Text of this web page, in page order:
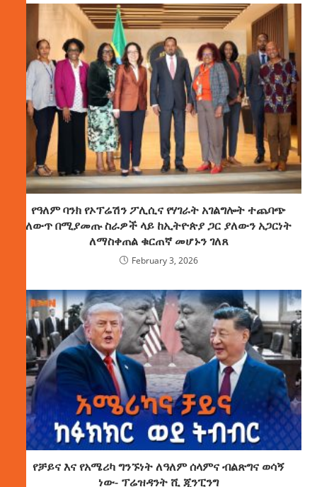
የዓለም ባንክ የኦፕሬሽን ፖሊሲና የሃገራት አገልግሎት ተጨባጭ
ለውጥ በሚያመጡ ስራዎች ላይ ከኢትዮጵያ ጋር ያለውን አጋርነት
ለማስቀጠል ቁርጠኛ መሆኑን ገለጸ
February 3, 2026
የቻይና እና የአሜሪካ ግንኙነት ለዓለም ሰላምና ብልጽግና ወሳኝ
ነው- ፕሬዝዳንት ሺ ጂንፒንግ